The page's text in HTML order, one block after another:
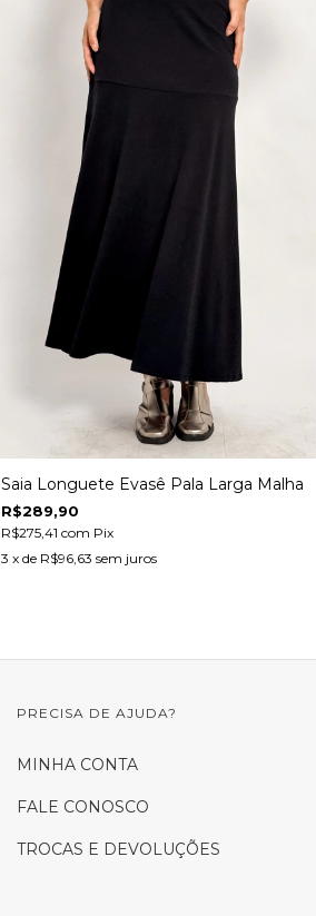
Saia Longuete Evasê Pala Larga Malha
R$289,90
R$275,41 com Pix
3 x de R$96,63 sem juros
PRECISA DE AJUDA?
MINHA CONTA
FALE CONOSCO
TROCAS E DEVOLUÇÕES